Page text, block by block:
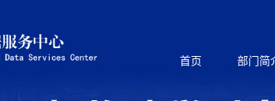
首页 部门简